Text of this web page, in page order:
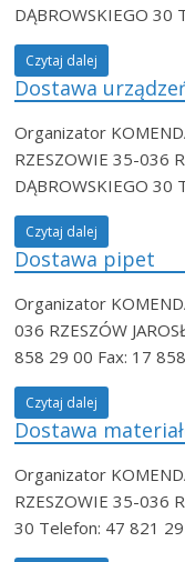
DĄBROWSKIEGO
Czytaj dalej
Dostawa
Organizator
RZESZOWIE 35-036
DĄBROWSKIEGO
Czytaj dalej
Dostawa pipet
Organizator
036 RZESZÓW
858 29 00 Fax: 17
Czytaj dalej
Dostawa
Organizator
RZESZOWIE 35-036
30 Telefon: 47 821